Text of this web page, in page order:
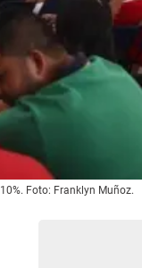
Foto: Franklyn Muñoz.